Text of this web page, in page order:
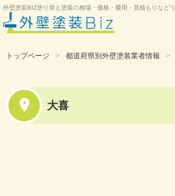
外壁塗装BIZ塗り替え塗装の相場・価格・費用・見積もりなどリフォーム情報を紹介
トップページ 都道府県別外壁塗装業者情報
大喜